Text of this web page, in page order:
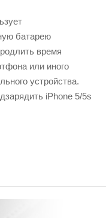
батарею
время
или иного
устройства.
iPhone 5/5s